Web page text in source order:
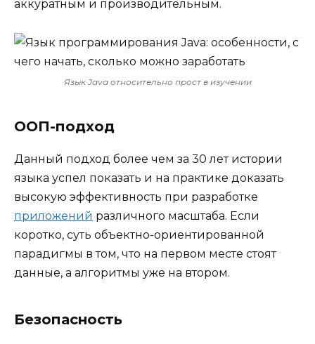
аккуратным и производительным.
Язык Java относительно прост в изучении
ООП-подход
Данный подход более чем за 30 лет истории
языка успел показать и на практике доказать
высокую эффективность при разработке
приложений различного масштаба. Если
коротко, суть объектно-ориентированной
парадигмы в том, что на первом месте стоят
данные, а алгоритмы уже на втором.
Безопасность